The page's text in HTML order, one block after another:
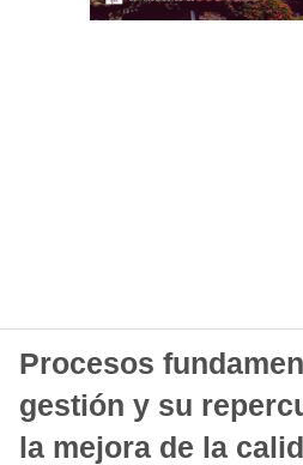
Procesos
gestión y su
la mejora de la